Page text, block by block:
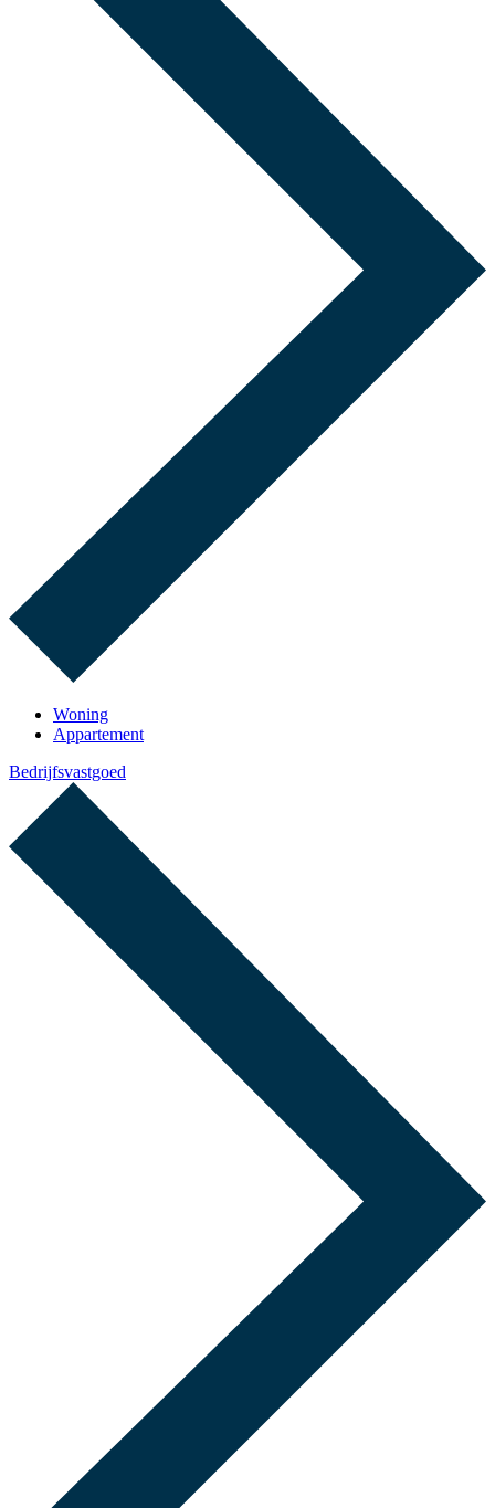
Woning
Appartement
Bedrijfsvastgoed